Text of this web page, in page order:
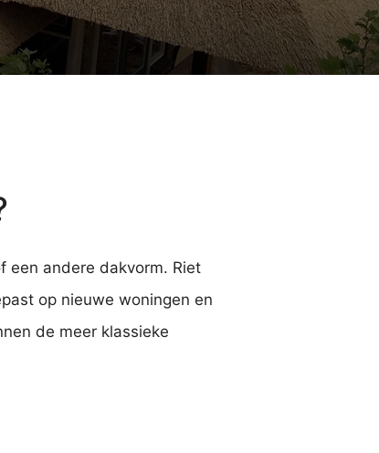
een andere dakvorm. Riet
op nieuwe woningen en
de meer klassieke